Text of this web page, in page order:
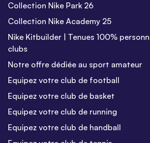
Collection Nike Park 26
Collection Nike Academy 25
Nike Kitbuilder | Tenues 100%
clubs
Notre offre dédiée au sport amateur
Equipez votre club de football
Equipez votre club de basket
Equipez votre club de running
Equipez votre club de handball